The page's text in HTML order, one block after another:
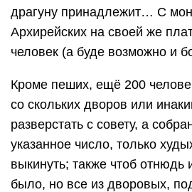
драгуну принадлежит… С
Архирейских на своей же
человек (а буде возможно и
Кроме пеших, ещё 200
со скольких дворов или
разверстать с совету, а
указанное число, только
выкинуть; также чтоб отнюдь
было, но все из дворовых,